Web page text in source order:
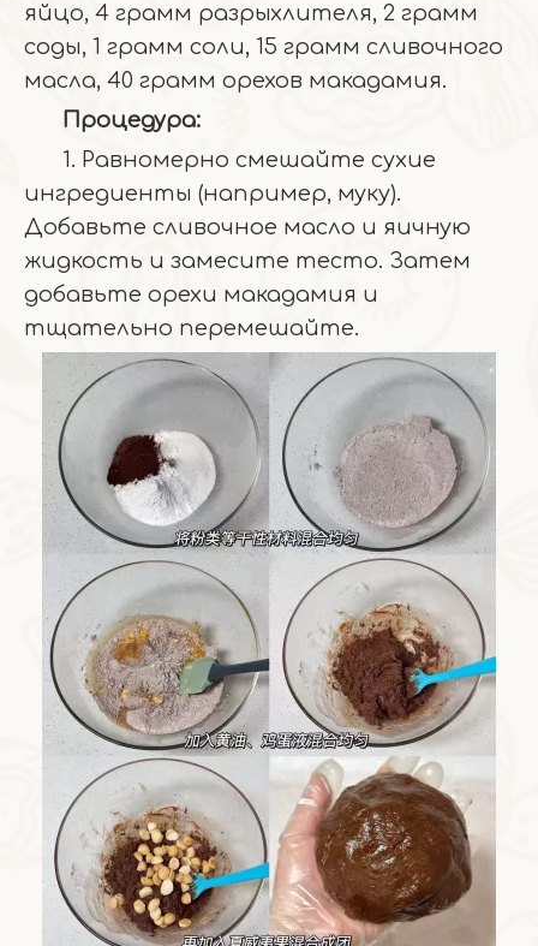
яйцо, 4 грамм разрыхлителя, 2 грамм
соды, 1 грамм соли, 15 грамм сливочного
масла, 40 грамм орехов макадамия.
Процедура:
1. Равномерно смешайте сухие
ингредиенты (например, муку).
Добавьте сливочное масло и яичную
жидкость и замесите тесто. Затем
добавьте орехи макадамия и
тщательно перемешайте.